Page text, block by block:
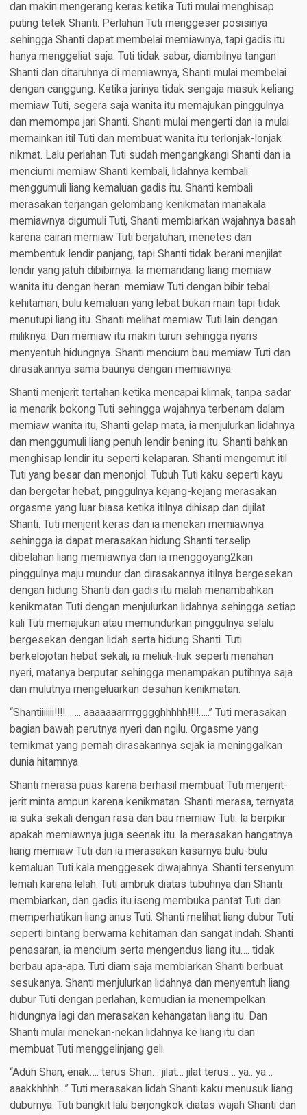
dan makin mengerang keras ketika Tuti mulai menghisap
puting tetek Shanti. Perlahan Tuti menggeser posisinya
sehingga Shanti dapat membelai memiawnya, tapi gadis itu
hanya menggeliat saja. Tuti tidak sabar, diambilnya tangan
Shanti dan ditaruhnya di memiawnya, Shanti mulai membelai
dengan canggung. Ketika jarinya tidak sengaja masuk keliang
memiaw Tuti, segera saja wanita itu memajukan pinggulnya
dan memompa jari Shanti. Shanti mulai mengerti dan ia mulai
memainkan itil Tuti dan membuat wanita itu terlonjak-lonjak
nikmat. Lalu perlahan Tuti sudah mengangkangi Shanti dan ia
menciumi memiaw Shanti kembali, lidahnya kembali
menggumuli liang kemaluan gadis itu. Shanti kembali
merasakan terjangan gelombang kenikmatan manakala
memiawnya digumuli Tuti, Shanti membiarkan wajahnya basah
karena cairan memiaw Tuti berjatuhan, menetes dan
membentuk lendir panjang, tapi Shanti tidak berani menjilat
lendir yang jatuh dibibirnya. Ia memandang liang memiaw
wanita itu dengan heran. memiaw Tuti dengan bibir tebal
kehitaman, bulu kemaluan yang lebat bukan main tapi tidak
menutupi liang itu. Shanti melihat memiaw Tuti lain dengan
miliknya. Dan memiaw itu makin turun sehingga nyaris
menyentuh hidungnya. Shanti mencium bau memiaw Tuti dan
dirasakannya sama baunya dengan memiawnya.
Shanti menjerit tertahan ketika mencapai klimak, tanpa sadar
ia menarik bokong Tuti sehingga wajahnya terbenam dalam
memiaw wanita itu, Shanti gelap mata, ia menjulurkan lidahnya
dan menggumuli liang penuh lendir bening itu. Shanti bahkan
menghisap lendir itu seperti kelaparan. Shanti mengemut itil
Tuti yang besar dan menonjol. Tubuh Tuti kaku seperti kayu
dan bergetar hebat, pinggulnya kejang-kejang merasakan
orgasme yang luar biasa ketika itilnya dihisap dan dijilat
Shanti. Tuti menjerit keras dan ia menekan memiawnya
sehingga ia dapat merasakan hidung Shanti terselip
dibelahan liang memiawnya dan ia menggoyang2kan
pinggulnya maju mundur dan dirasakannya itilnya bergesekan
dengan hidung Shanti dan gadis itu malah menambahkan
kenikmatan Tuti dengan menjulurkan lidahnya sehingga setiap
kali Tuti memajukan atau memundurkan pinggulnya selalu
bergesekan dengan lidah serta hidung Shanti. Tuti
berkelojotan hebat sekali, ia meliuk-liuk seperti menahan
nyeri, matanya berputar sehingga menampakan putihnya saja
dan mulutnya mengeluarkan desahan kenikmatan.
“Shantiiiiiii!!!!……. aaaaaaarrrrgggghhhhh!!!!…..” Tuti merasakan
bagian bawah perutnya nyeri dan ngilu. Orgasme yang
ternikmat yang pernah dirasakannya sejak ia meninggalkan
dunia hitamnya.
Shanti merasa puas karena berhasil membuat Tuti menjerit-
jerit minta ampun karena kenikmatan. Shanti merasa, ternyata
ia suka sekali dengan rasa dan bau memiaw Tuti. Ia berpikir
apakah memiawnya juga seenak itu. Ia merasakan hangatnya
liang memiaw Tuti dan ia merasakan kasarnya bulu-bulu
kemaluan Tuti kala menggesek diwajahnya. Shanti tersenyum
lemah karena lelah. Tuti ambruk diatas tubuhnya dan Shanti
membiarkan, dan gadis itu iseng membuka pantat Tuti dan
memperhatikan liang anus Tuti. Shanti melihat liang dubur Tuti
seperti bintang berwarna kehitaman dan sangat indah. Shanti
penasaran, ia mencium serta mengendus liang itu…. tidak
berbau apa-apa. Tuti diam saja membiarkan Shanti berbuat
sesukanya. Shanti menjulurkan lidahnya dan menyentuh liang
dubur Tuti dengan perlahan, kemudian ia menempelkan
hidungnya lagi dan merasakan kehangatan liang itu. Dan
Shanti mulai menekan-nekan lidahnya ke liang itu dan
membuat Tuti menggelinjang geli.
“Aduh Shan, enak…. terus Shan… jilat… jilat terus… ya.. ya…
aaakkhhhh…” Tuti merasakan lidah Shanti kaku menusuk liang
duburnya. Tuti bangkit lalu berjongkok diatas wajah Shanti dan